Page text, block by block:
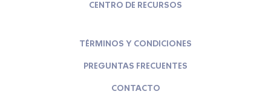
CENTRO DE RECURSOS
TÉRMINOS Y CONDICIONES
PREGUNTAS FRECUENTES
CONTACTO